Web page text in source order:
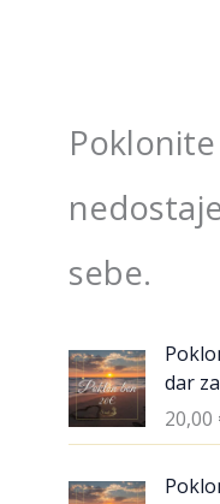
sebe.
dar
20,00